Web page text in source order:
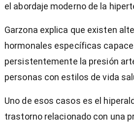
el abordaje moderno de la
Garzona explica que existen
hormonales específicas
persistentemente la presión
personas con estilos de vida
Uno de esos casos es el
trastorno relacionado con una